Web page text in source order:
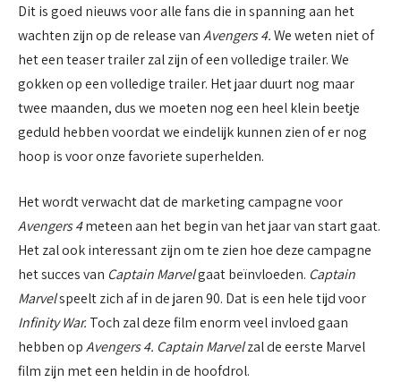
Dit is goed nieuws voor alle fans die in spanning aan het
wachten zijn op de release vanAvengers 4.We weten niet of
het een teaser trailer zal zijn of een volledige trailer. We
gokken op een volledige trailer. Het jaar duurt nog maar
twee maanden, dus we moeten nog een heel klein beetje
geduld hebben voordat we eindelijk kunnen zien of er nog
hoop is voor onze favoriete superhelden.
Het wordt verwacht dat de marketing campagne voor
Avengers 4meteen aan het begin van het jaar van start gaat.
Het zal ook interessant zijn om te zien hoe deze campagne
het succes van Captain Marvelgaat beïnvloeden. Captain
Marvelspeelt zich af in de jaren 90. Dat is een hele tijd voor
Infinity War.Toch zal deze film enorm veel invloed gaan
hebben opAvengers 4. Captain Marvelzal de eerste Marvel
film zijn met een heldin in de hoofdrol.